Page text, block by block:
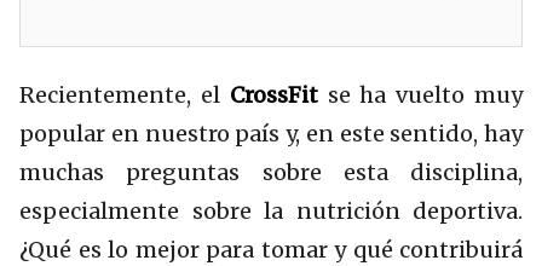
Recientemente, el CrossFitse ha vuelto muy
popular en nuestro país y, en este sentido, hay
muchas preguntas sobre esta disciplina,
especialmente sobre la nutrición deportiva.
¿Qué es lo mejor para tomar y qué contribuirá